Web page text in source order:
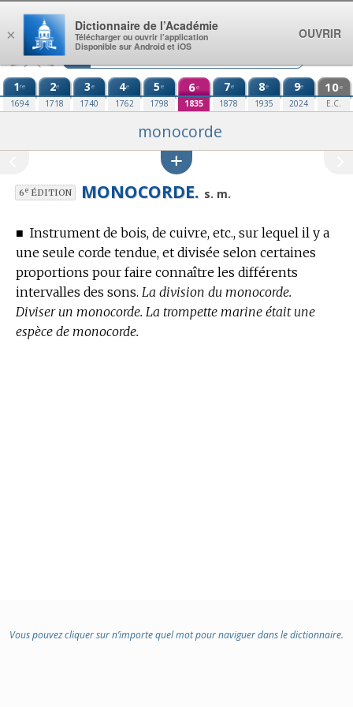
Aller au contenu
1re
1694
2e
1718
3e
1740
4e
1762
5e
1798
6e
1835
7e
1878
8e
1935
9e
2024
10e
E.C.
monocorde
6eÉDITION MONOCORDE. s. m.
■ Instrument de bois, de cuivre, etc., sur lequel il y a
une seule corde tendue, et divisée selon certaines
proportions pour faire connaître les différents
intervalles des sons. La division du monocorde.
Diviser un monocorde. La trompette marine était une
espèce de monocorde.
Vous pouvez cliquer sur n’importe quel mot pour naviguer dans le dictionnaire.
×
Dictionnaire de l’Académie
Télécharger ou ouvrir l’application
Disponible sur Android et iOS
OUVRIR